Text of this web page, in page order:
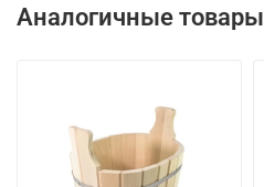
Аналогичные товары